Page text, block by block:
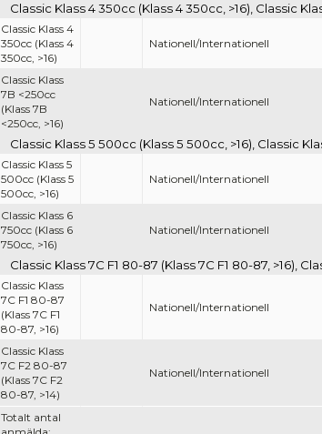
Totalt antal
Classic Klass 4 350cc (Klass 4 350cc, >16), Classic
Classic Klass 4
350cc (Klass 4
350cc, >16)
Nationell/Internationell
Classic Klass
7B <250cc
(Klass 7B
<250cc, >16)
Nationell/Internationell
Classic Klass 5 500cc (Klass 5 500cc, >16), Classic
Classic Klass 5
500cc (Klass 5
500cc, >16)
Nationell/Internationell
Classic Klass 6
750cc (Klass 6
750cc, >16)
Nationell/Internationell
Classic Klass 7C F1 80-87 (Klass 7C F1 80-87, >16),
Classic Klass
7C F1 80-87
(Klass 7C F1
80-87, >16)
Nationell/Internationell
Classic Klass
7C F2 80-87
(Klass 7C F2
80-87, >14)
Nationell/Internationell